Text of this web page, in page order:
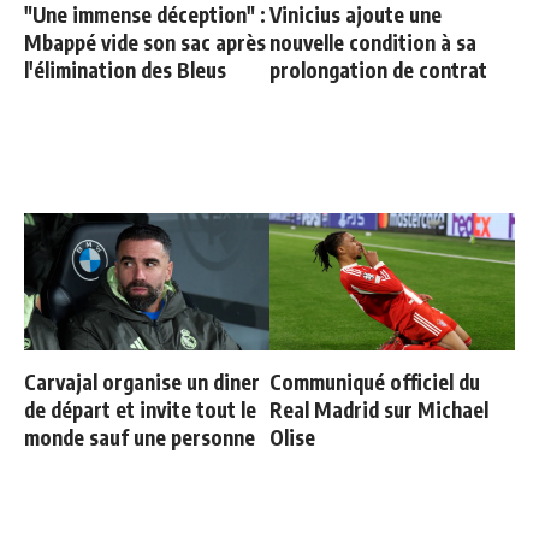
"Une immense déception" :
Mbappé vide son sac après
l'élimination des Bleus
Vinicius ajoute une
nouvelle condition à sa
prolongation de contrat
Carvajal organise un diner
de départ et invite tout le
monde sauf une personne
Communiqué officiel du
Real Madrid sur Michael
Olise